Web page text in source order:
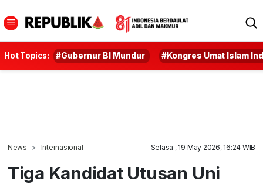
Hot Topics: #Gubernur BI Mundur #Kongres Umat Islam
News Internasional Selasa , 19 May 2026, 16:24 WIB
Tiga Kandidat Utusan Uni